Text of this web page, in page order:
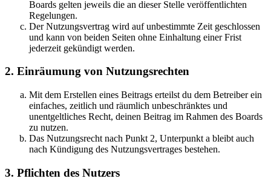
Boards gelten jeweils die an dieser Stelle veröffentlichten
Regelungen.
Der Nutzungsvertrag wird auf unbestimmte Zeit geschlossen
und kann von beiden Seiten ohne Einhaltung einer Frist
jederzeit gekündigt werden.
2. Einräumung von Nutzungsrechten
Mit dem Erstellen eines Beitrags erteilst du dem Betreiber ein
einfaches, zeitlich und räumlich unbeschränktes und
unentgeltliches Recht, deinen Beitrag im Rahmen des Boards
zu nutzen.
Das Nutzungsrecht nach Punkt 2, Unterpunkt a bleibt auch
nach Kündigung des Nutzungsvertrages bestehen.
3. Pflichten des Nutzers